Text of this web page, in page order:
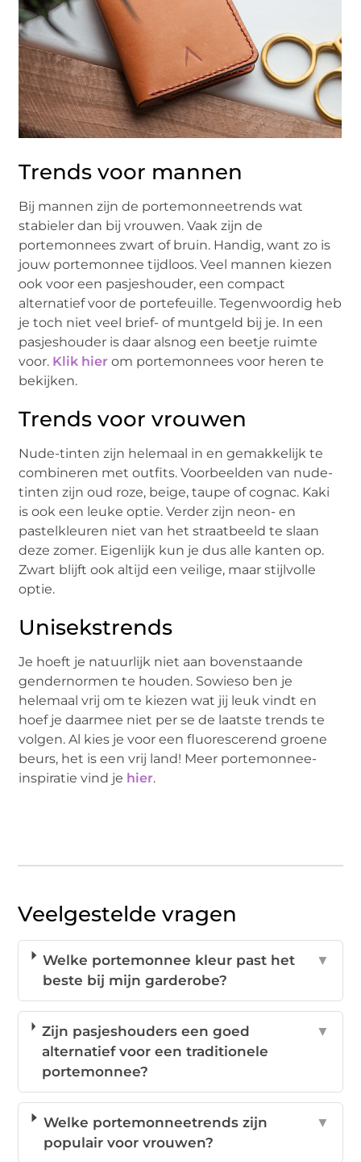
Trends voor mannen
Bij mannen zijn de portemonneetrends wat
stabieler dan bij vrouwen. Vaak zijn de
portemonnees zwart of bruin. Handig, want zo is
jouw portemonnee tijdloos. Veel mannen kiezen
ook voor een pasjeshouder, een compact
alternatief voor de portefeuille. Tegenwoordig heb
je toch niet veel brief- of muntgeld bij je. In een
pasjeshouder is daar alsnog een beetje ruimte
voor. Klik hier om portemonnees voor heren te
bekijken.
Trends voor vrouwen
Nude-tinten zijn helemaal in en gemakkelijk te
combineren met outfits. Voorbeelden van nude-
tinten zijn oud roze, beige, taupe of cognac. Kaki
is ook een leuke optie. Verder zijn neon- en
pastelkleuren niet van het straatbeeld te slaan
deze zomer. Eigenlijk kun je dus alle kanten op.
Zwart blijft ook altijd een veilige, maar stijlvolle
optie.
Unisekstrends
Je hoeft je natuurlijk niet aan bovenstaande
gendernormen te houden. Sowieso ben je
helemaal vrij om te kiezen wat jij leuk vindt en
hoef je daarmee niet per se de laatste trends te
volgen. Al kies je voor een fluorescerend groene
beurs, het is een vrij land! Meer portemonnee-
inspiratie vind je hier.
Veelgestelde vragen
Welke portemonnee kleur past het
beste bij mijn garderobe?
▼
Zijn pasjeshouders een goed
alternatief voor een traditionele
portemonnee?
▼
Welke portemonneetrends zijn
populair voor vrouwen?
▼